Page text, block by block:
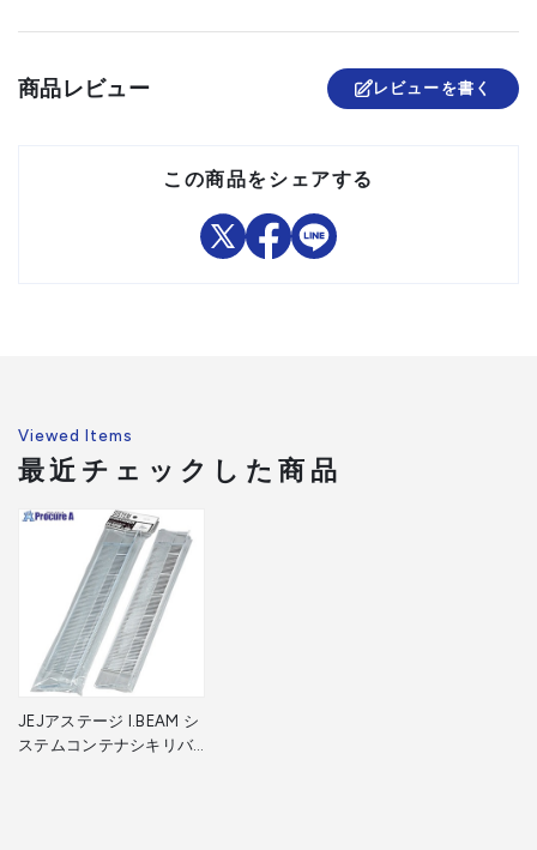
商品レビュー レビューを書く
この商品をシェアする
Viewed Items
最近チェックした商品
JEJアステージ I.BEAM シ
ステムコンテナシキリバ